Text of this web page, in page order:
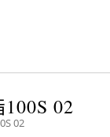
02
02